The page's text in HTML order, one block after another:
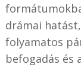
drámai
folyamatos
befogadás és